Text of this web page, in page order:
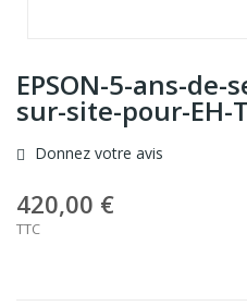
EPSON-5-ans-de-
sur-site-pour-EH-
Donnez votre avis
420,00 €
TTC